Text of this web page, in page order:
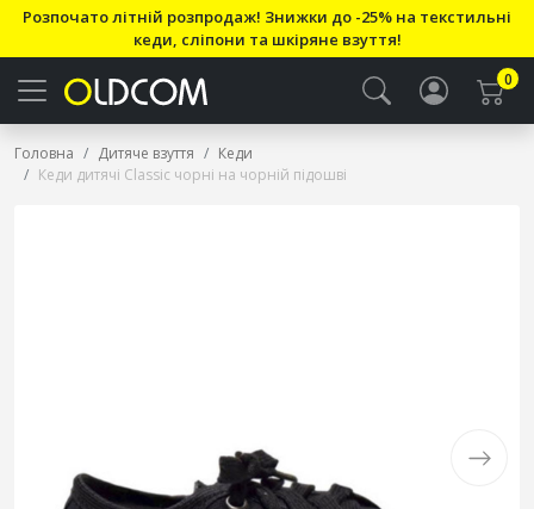
Розпочато літній розпродаж! Знижки до -25% на текстильні
кеди, сліпони та шкіряне взуття!
0
Головна Дитяче взуття
Кеди
Кеди дитячі Classic чорні на чорній підошві